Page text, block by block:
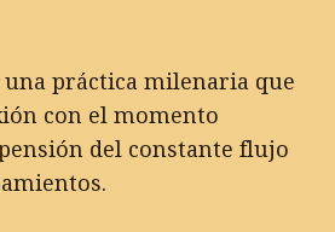
práctica milenaria que
con el momento
del constante flujo